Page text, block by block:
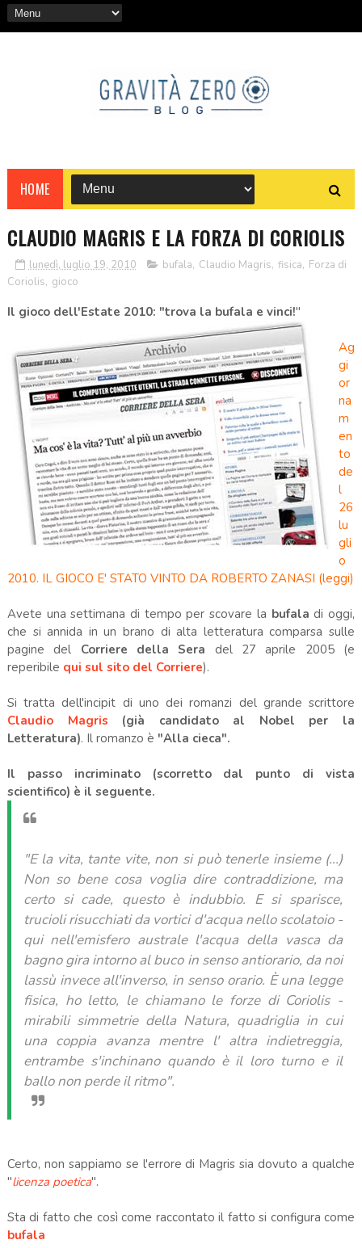
HOME
CLAUDIO MAGRIS E LA FORZA DI CORIOLIS
lunedì, luglio 19, 2010 bufala, Claudio Magris, fisica, Forza di
Coriolis, gioco
Il gioco dell'Estate 2010: "trova la bufala e vinci!"
Ag
gi
or
na
m
en
to
de
l
26
lu
gli
o
2010. IL GIOCO E' STATO VINTO DA ROBERTO ZANASI (leggi)
Avete una settimana di tempo per scovare la bufala di oggi,
che si annida in un brano di alta letteratura comparsa sulle
pagine del Corriere della Sera del 27 aprile 2005 (e
reperibile qui sul sito del Corriere).
Si tratta dell'incipit di uno dei romanzi del grande scrittore
Claudio Magris (già candidato al Nobel per la
Letteratura). Il romanzo è "Alla cieca".
Il passo incriminato (scorretto dal punto di vista
scientifico) è il seguente.
"E la vita, tante vite, non si può tenerle insieme (...)
Non so bene cosa voglia dire contraddizione, ma
certo si cade, questo è indubbio. E si sparisce,
trucioli risucchiati da vortici d'acqua nello scolatoio -
qui nell'emisfero australe l'acqua della vasca da
bagno gira intorno al buco in senso antiorario, da noi
lassù invece all'inverso, in senso orario. È una legge
fisica, ho letto, le chiamano le forze di Coriolis -
mirabili simmetrie della Natura, quadriglia in cui
una coppia avanza mentre l' altra indietreggia,
entrambe s'inchinano quando è il loro turno e il
ballo non perde il ritmo".
Certo, non sappiamo se l'errore di Magris sia dovuto a qualche
"licenza poetica".
Sta di fatto che così come raccontato il fatto si configura come
bufala